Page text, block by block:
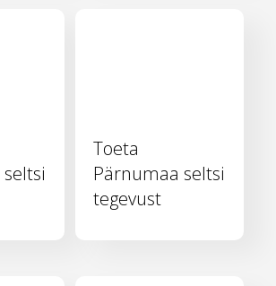
Toeta
Pärnumaa seltsi
tegevust